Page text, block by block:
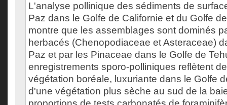
L'analyse pollinique des sédiments de
Paz dans le Golfe de Californie et du Golfe
montre que les assemblages sont dominés
herbacés (Chenopodiaceae et Asteraceae)
Paz et par les Pinaceae dans le Golfe de
enregistrements sporo-polliniques reflètent
végétation boréale, luxuriante dans le Golfe
d'une végétation plus sèche au sud de la